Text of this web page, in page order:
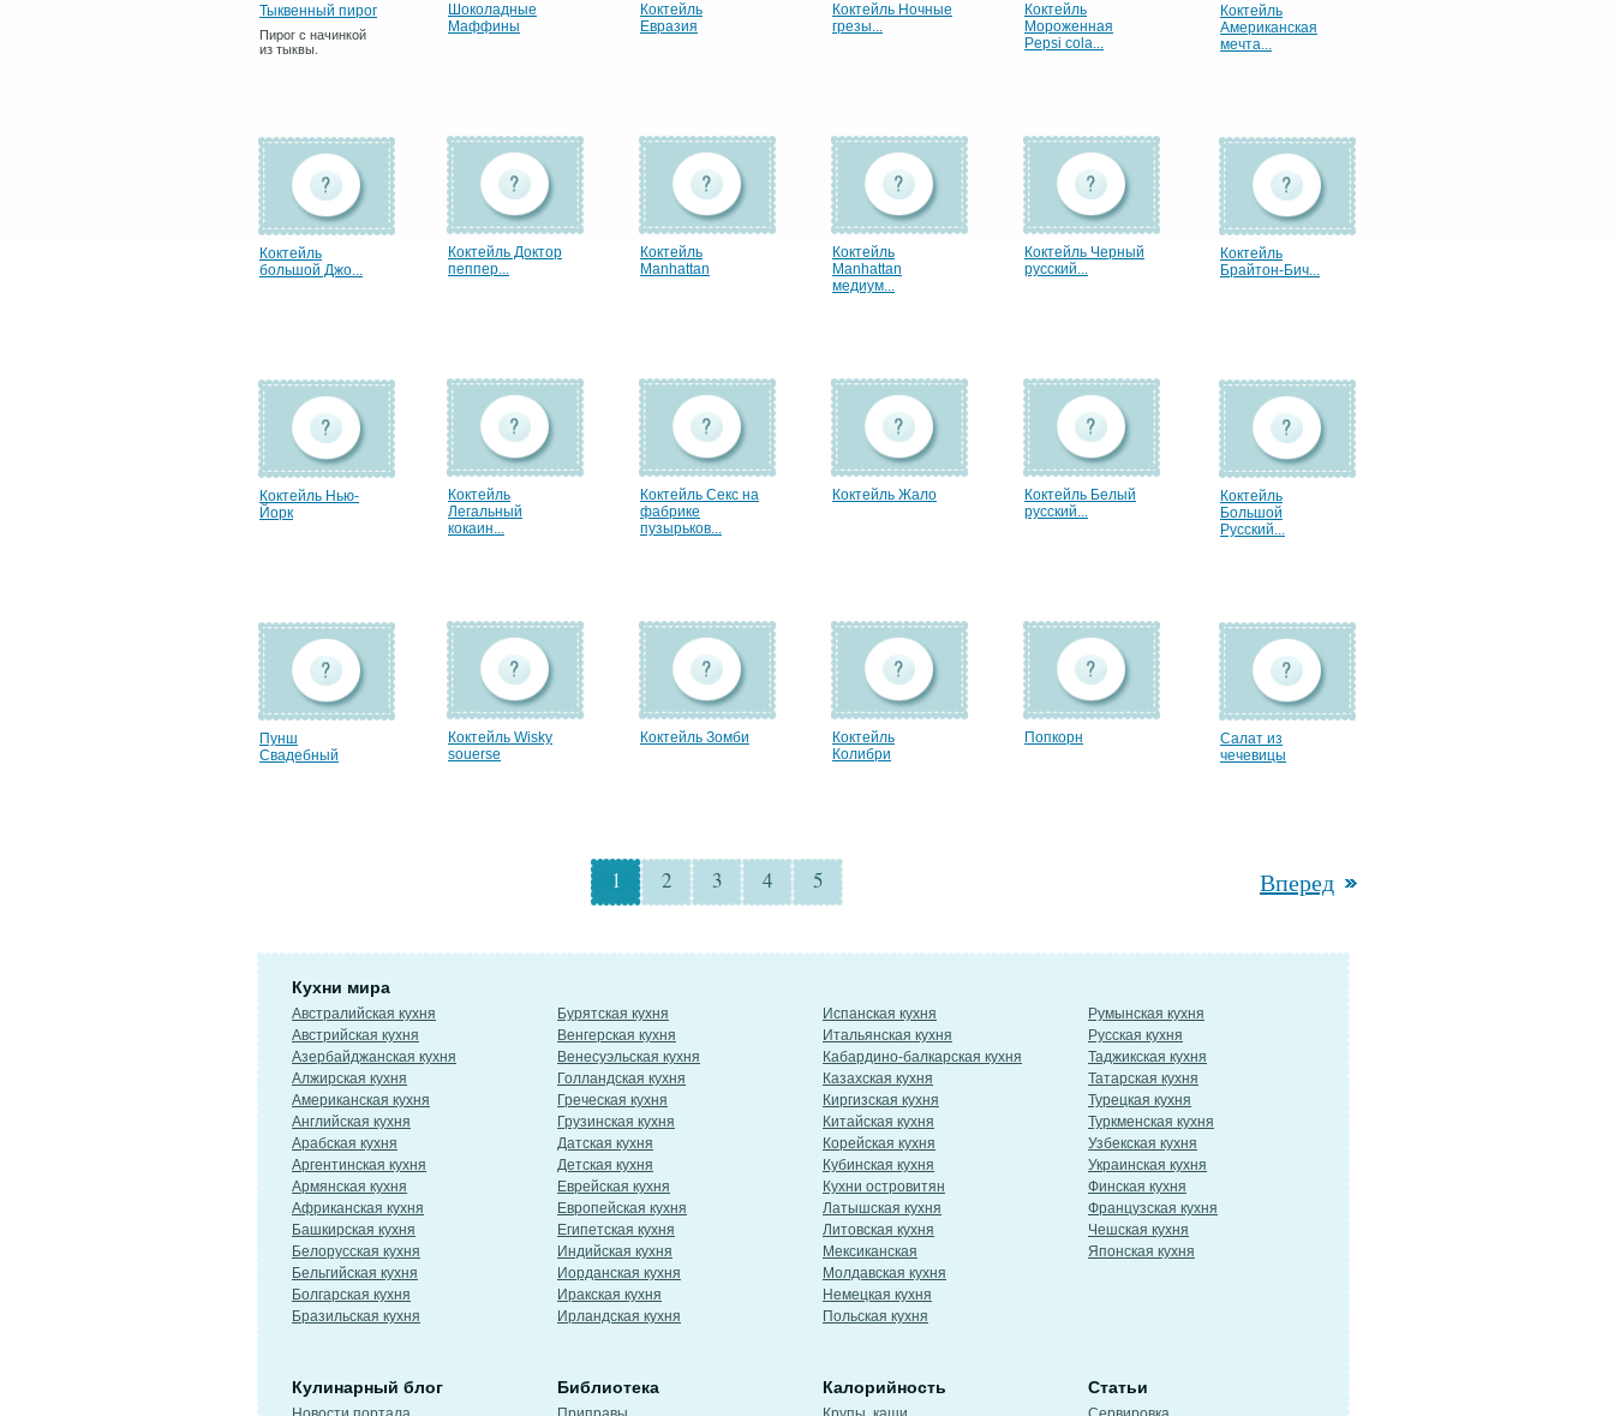
Тыквенный пирог
Пирог с начинкой
из тыквы.
Шоколадные
Маффины
Коктейль
Евразия
Коктейль Ночные
грезы...
Коктейль
Мороженная
Pepsi cola...
Коктейль
Американская
мечта...
Коктейль
большой Джо...
Коктейль Доктор
пеппер...
Коктейль
Manhattan
Коктейль
Manhattan
медиум...
Коктейль Черный
русский...
Коктейль
Брайтон-Бич...
Коктейль Нью-
Йорк
Коктейль
Легальный
кокаин...
Коктейль Секс на
фабрике
пузырьков...
Коктейль Жало
Коктейль Белый
русский...
Коктейль
Большой
Русский...
Пунш
Свадебный
Коктейль Wiskу
souerse
Коктейль Зомби
Коктейль
Колибри
Попкорн
Салат из
чечевицы
1 2 3 4 5 Вперед
Кухни мира
Австралийская кухня
Австрийская кухня
Азербайджанская кухня
Алжирская кухня
Американская кухня
Английская кухня
Арабская кухня
Аргентинская кухня
Армянская кухня
Африканская кухня
Башкирская кухня
Белорусская кухня
Бельгийская кухня
Болгарская кухня
Бразильская кухня
Бурятская кухня
Венгерская кухня
Венесуэльская кухня
Голландская кухня
Греческая кухня
Грузинская кухня
Датская кухня
Детская кухня
Еврейская кухня
Европейская кухня
Египетская кухня
Индийская кухня
Иорданская кухня
Иракская кухня
Ирландская кухня
Испанская кухня
Итальянская кухня
Кабардино-балкарская кухня
Казахская кухня
Киргизская кухня
Китайская кухня
Корейская кухня
Кубинская кухня
Кухни островитян
Латышская кухня
Литовская кухня
Мексиканская
Молдавская кухня
Немецкая кухня
Польская кухня
Румынская кухня
Русская кухня
Таджикская кухня
Татарская кухня
Турецкая кухня
Туркменская кухня
Узбекская кухня
Украинская кухня
Финская кухня
Французская кухня
Чешская кухня
Японская кухня
Кулинарный блог Библиотека Калорийность Статьи